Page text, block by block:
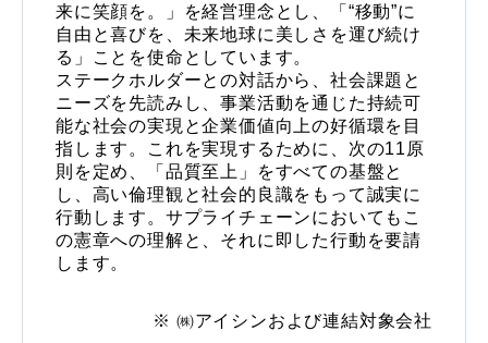
来に笑顔を。」を経営理念とし、「“移動”に
自由と喜びを、未来地球に美しさを運び続け
る」ことを使命としています。
ステークホルダーとの対話から、社会課題と
ニーズを先読みし、事業活動を通じた持続可
能な社会の実現と企業価値向上の好循環を目
指します。これを実現するために、次の11原
則を定め、「品質至上」をすべての基盤と
し、高い倫理観と社会的良識をもって誠実に
行動します。サプライチェーンにおいてもこ
の憲章への理解と、それに即した行動を要請
します。
㈱アイシンおよび連結対象会社